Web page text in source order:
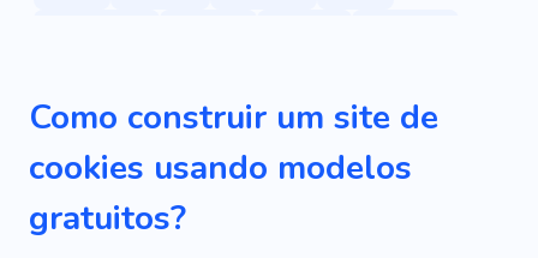
Leite
Smoothie Sabor
Padaria
Sobremesas
Conjunto De Cozinha
Xícara
Delicioso
Máquina De Café
Como construir um site de
cookies usando modelos
gratuitos?